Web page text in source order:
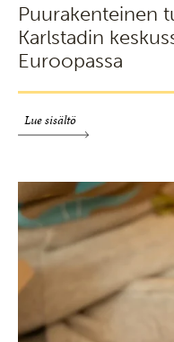
Puurakenteinen
Karlstadin
Euroopassa
Lue sisältö